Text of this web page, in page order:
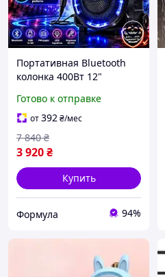
Портативная Bluetooth
колонка 400Вт 12"
LED подсветкой Акустика
с микрофоном и пультом
для вечеринки
Готово к отправке
от392₴/мес
3 920₴
7 840 ₴
Купить
Формула 94%